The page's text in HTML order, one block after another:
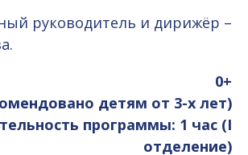
руководитель и дирижёр –
0+
детям от 3-х лет)
программы: 1 час (I
отделение)